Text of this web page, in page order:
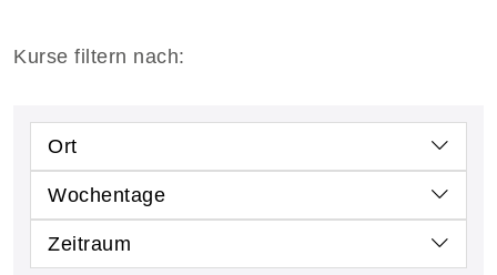
Kurse filtern nach:
Ort
Wochentage
Zeitraum